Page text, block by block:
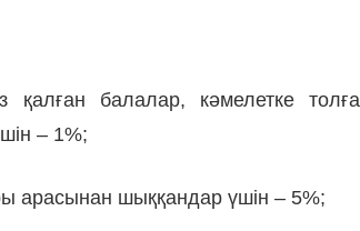
балалар, кәмелетке
– 1%;
арасынан шыққандар үшін – 5%;